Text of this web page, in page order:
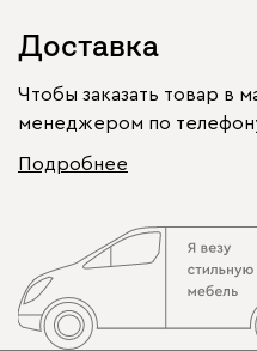
Доставка
Чтобы заказать товар в
менеджером по
Подробнее